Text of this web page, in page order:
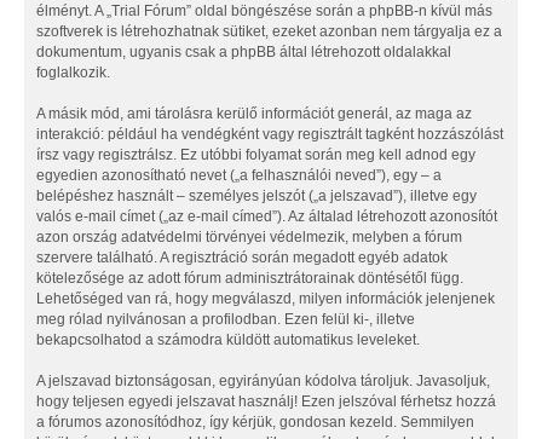
élményt. A „Trial Fórum” oldal böngészése során a phpBB-n kívül más
szoftverek is létrehozhatnak sütiket, ezeket azonban nem tárgyalja ez a
dokumentum, ugyanis csak a phpBB által létrehozott oldalakkal
foglalkozik.
A másik mód, ami tárolásra kerülő információt generál, az maga az
interakció: például ha vendégként vagy regisztrált tagként hozzászólást
írsz vagy regisztrálsz. Ez utóbbi folyamat során meg kell adnod egy
egyedien azonosítható nevet („a felhasználói neved”), egy – a
belépéshez használt – személyes jelszót („a jelszavad”), illetve egy
valós e-mail címet („az e-mail címed”). Az általad létrehozott azonosítót
azon ország adatvédelmi törvényei védelmezik, melyben a fórum
szervere található. A regisztráció során megadott egyéb adatok
kötelezősége az adott fórum adminisztrátorainak döntésétől függ.
Lehetőséged van rá, hogy megválaszd, milyen információk jelenjenek
meg rólad nyilvánosan a profilodban. Ezen felül ki-, illetve
bekapcsolhatod a számodra küldött automatikus leveleket.
A jelszavad biztonságosan, egyirányúan kódolva tároljuk. Javasoljuk,
hogy teljesen egyedi jelszavat használj! Ezen jelszóval férhetsz hozzá
a fórumos azonosítódhoz, így kérjük, gondosan kezeld. Semmilyen